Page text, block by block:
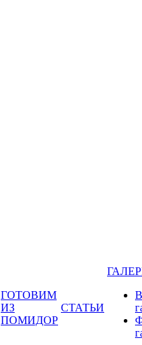
ГОТОВИМ
ИЗ
ПОМИДОР
СТАТЬИ